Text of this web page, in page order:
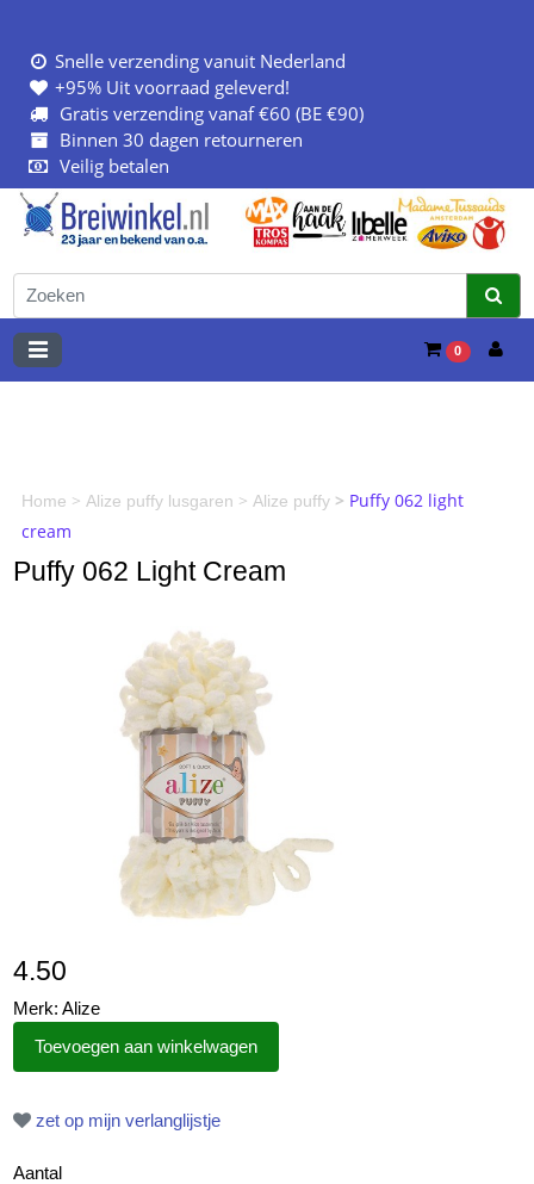
Snelle verzending vanuit Nederland
+95% Uit voorraad geleverd!
Gratis verzending vanaf €60 (BE €90)
Binnen 30 dagen retourneren
Veilig betalen
0
Home >Alize puffy lusgaren >Alize puffy > Puffy 062 light
cream
Puffy 062 Light Cream
4.50
Merk: Alize
zet op mijn verlanglijstje
Aantal